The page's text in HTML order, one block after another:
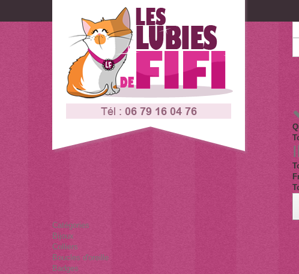
Contactez-nous
Catégories
Bijoux
Colliers
Boucles d'oreille
Badges